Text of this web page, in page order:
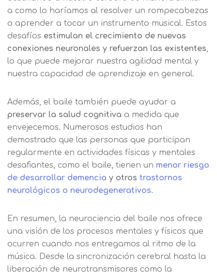
a como lo haríamos al resolver un rompecabezas
o aprender a tocar un instrumento musical. Estos
desafíos estimulan el crecimiento de nuevas
conexiones neuronales y refuerzan las existentes,
lo que puede mejorar nuestra agilidad mental y
nuestra capacidad de aprendizaje en general.
Además, el baile también puede ayudar a
preservar la salud cognitiva a medida que
envejecemos. Numerosos estudios han
demostrado que las personas que participan
regularmente en actividades físicas y mentales
desafiantes, como el baile, tienen un menor riesgo
de desarrollar demencia y otros trastornos
neurológicos o neurodegenerativos.
En resumen, la neurociencia del baile nos ofrece
una visión de los procesos mentales y físicos que
ocurren cuando nos entregamos al ritmo de la
música. Desde la sincronización cerebral hasta la
liberación de neurotransmisores como la
Apellido
Teléfono País
Mensaje
Información básica sobre
Protección de Datos . Haz clic aquí
Acepto el tratamiento de mis datos con la
finalidad prevista en la información
básica.
de Datos .Haz clic aquí
Responsable EUROINNOVA
BUSINESS SCHOOL, S.L. Finalidad
Información académica y comercial
de nuestros servicios de enseñanza
Legitimación Consentimiento del
interesado Destinatarios Encargados
finalidades Derechos Acceder,
rectificar y suprimir los datos, así
como otros derechos, como se
explica en la información adicional
Información adicional aquí
Acepto el tratamiento de mis datos con la
finalidad prevista en la información
relacionados con tus preferencias,
mediante el análisis de tus hábitos de
navegación. En caso de que rechace las
cookies, no podremos asegurarle el
correcto funcionamiento de las distintas
funcionalidades de nuestra página web.
nuestrapolítica de cookies.
Después de aceptar, no volveremos a
mostrarle este mensaje.
Seguir navegando
Leer más